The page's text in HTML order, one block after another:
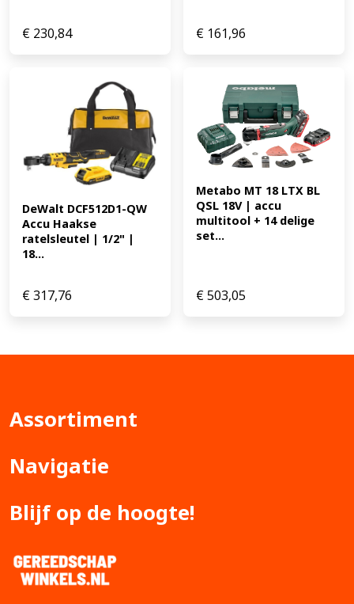
€ 230,84 € 161,96
DeWalt DCF512D1-QW
Accu Haakse
ratelsleutel | 1/2" |
18...
€317,76
Metabo MT 18 LTX BL
QSL 18V | accu
multitool + 14 delige
set...
€503,05
Assortiment
Navigatie
Blijf op de hoogte!